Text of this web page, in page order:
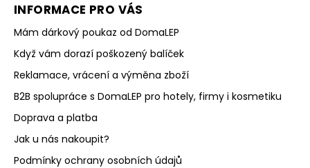
INFORMACE PRO VÁS
Mám dárkový poukaz od DomaLEP
Když vám dorazí poškozený balíček
Reklamace, vrácení a výměna zboží
B2B spolupráce s DomaLEP pro hotely, firmy i kosmetiku
Doprava a platba
Jak u nás nakoupit?
Podmínky ochrany osobních údajů